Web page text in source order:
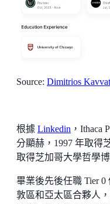
Source: Dimitrios
根據 Linkedin ，Ithaca
分顯赫，1997 年取得
取得芝加哥大學哲學
畢業後先後任職 Tier 0
敦區和亞太區合夥人